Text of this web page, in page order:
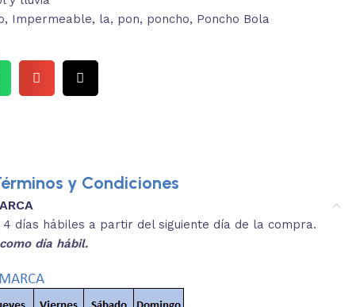
, Impermeable, la, pon, poncho, Poncho Bola
y medidas aproximadas.
buscando.
3.
y Condiciones
días hábiles a partir del siguiente día de la compra.
día hábil.